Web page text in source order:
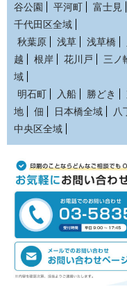
谷公園
平河町 富士見
千代田区全域
秋葉原
浅草 浅草橋
越
根岸 花川戸 三ノ
域
明石町
入船 勝どき
地
佃 日本橋全域 八
中央区全域